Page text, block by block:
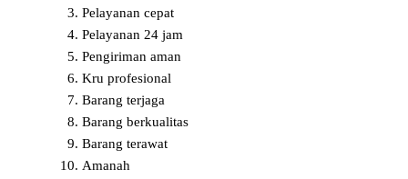
Pelayanan cepat
Pelayanan 24 jam
Pengiriman aman
Kru profesional
Barang terjaga
Barang berkualitas
Barang terawat
Amanah